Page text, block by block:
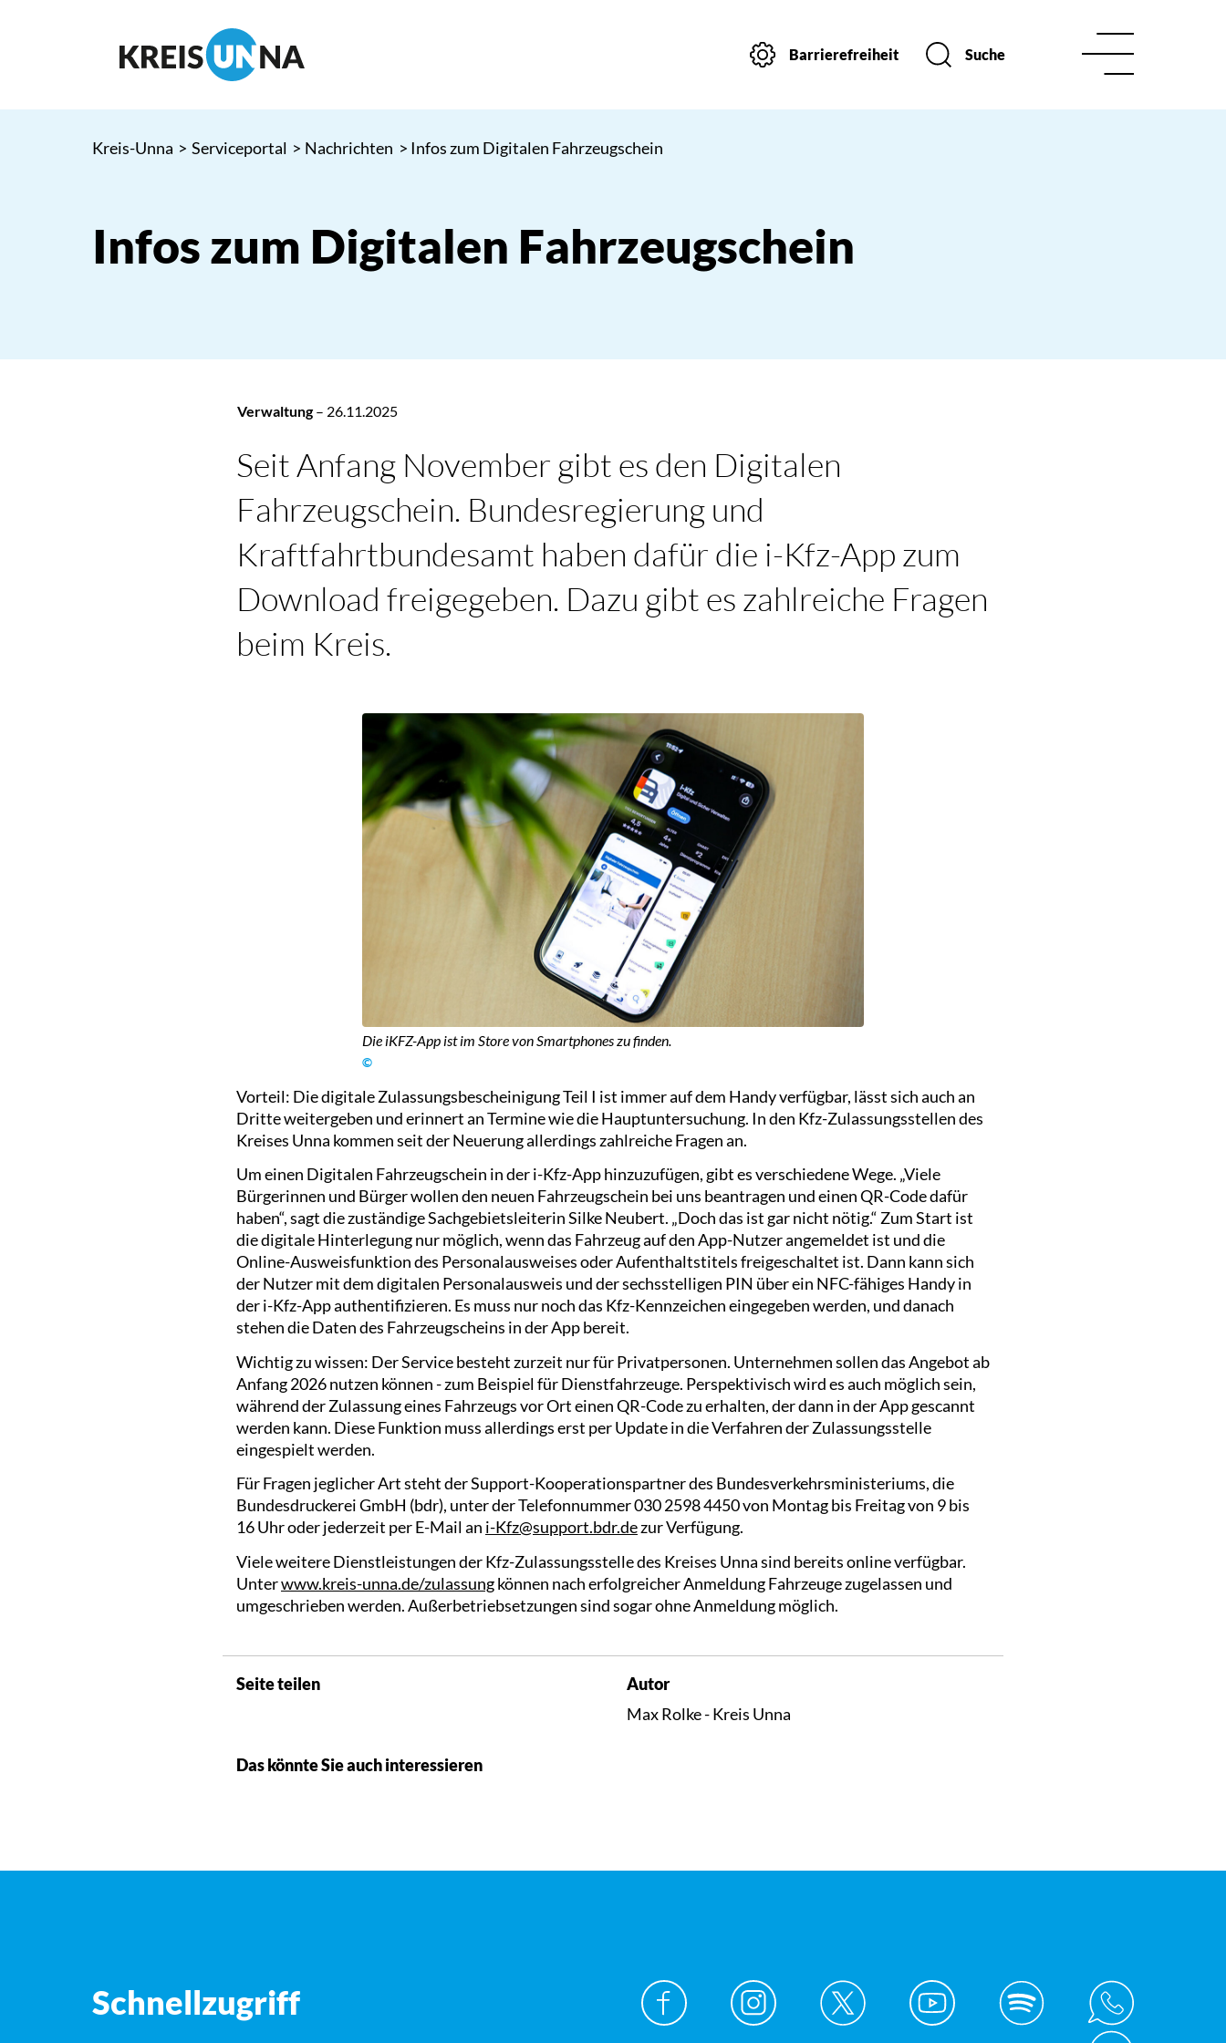
Barrierefreiheit Suche
Kreis-Unna > Serviceportal > Nachrichten > Infos zum Digitalen Fahrzeugschein
Infos zum Digitalen Fahrzeugschein
Verwaltung– 26.11.2025
Seit Anfang November gibt es den Digitalen
Fahrzeugschein. Bundesregierung und
Kraftfahrtbundesamt haben dafür die i-Kfz-App zum
Download freigegeben. Dazu gibt es zahlreiche Fragen
beim Kreis.
Die iKFZ-App ist im Store von Smartphones zu finden.
©
Vorteil: Die digitale Zulassungsbescheinigung Teil I ist immer auf dem Handy verfügbar, lässt sich auch an
Dritte weitergeben und erinnert an Termine wie die Hauptuntersuchung. In den Kfz-Zulassungsstellen des
Kreises Unna kommen seit der Neuerung allerdings zahlreiche Fragen an.
Um einen Digitalen Fahrzeugschein in der i-Kfz-App hinzuzufügen, gibt es verschiedene Wege. „Viele
Bürgerinnen und Bürger wollen den neuen Fahrzeugschein bei uns beantragen und einen QR-Code dafür
haben“, sagt die zuständige Sachgebietsleiterin Silke Neubert. „Doch das ist gar nicht nötig.“ Zum Start ist
die digitale Hinterlegung nur möglich, wenn das Fahrzeug auf den App-Nutzer angemeldet ist und die
Online-Ausweisfunktion des Personalausweises oder Aufenthaltstitels freigeschaltet ist. Dann kann sich
der Nutzer mit dem digitalen Personalausweis und der sechsstelligen PIN über ein NFC-fähiges Handy in
der i-Kfz-App authentifizieren. Es muss nur noch das Kfz-Kennzeichen eingegeben werden, und danach
stehen die Daten des Fahrzeugscheins in der App bereit.
Wichtig zu wissen: Der Service besteht zurzeit nur für Privatpersonen. Unternehmen sollen das Angebot ab
Anfang 2026 nutzen können - zum Beispiel für Dienstfahrzeuge. Perspektivisch wird es auch möglich sein,
während der Zulassung eines Fahrzeugs vor Ort einen QR-Code zu erhalten, der dann in der App gescannt
werden kann. Diese Funktion muss allerdings erst per Update in die Verfahren der Zulassungsstelle
eingespielt werden.
Für Fragen jeglicher Art steht der Support-Kooperationspartner des Bundesverkehrsministeriums, die
Bundesdruckerei GmbH (bdr), unter der Telefonnummer 030 2598 4450 von Montag bis Freitag von 9 bis
16 Uhr oder jederzeit per E-Mail an i-Kfz@support.bdr.dezur Verfügung.
Viele weitere Dienstleistungen der Kfz-Zulassungsstelle des Kreises Unna sind bereits online verfügbar.
Unterwww.kreis-unna.de/zulassungkönnen nach erfolgreicher Anmeldung Fahrzeuge zugelassen und
umgeschrieben werden. Außerbetriebsetzungen sind sogar ohne Anmeldung möglich.
Seite teilen
Autor
Max Rolke - Kreis Unna
Das könnte Sie auch interessieren
Schnellzugriff